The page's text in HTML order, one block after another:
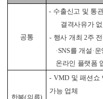
공통
- 수출신고 및 통
결격사유가 없
- 행사 개최 2주
·SNS를 개설 · 운
온라인 플랫폼
한복(의류)
- VMD 및 패션쇼
가능 업체